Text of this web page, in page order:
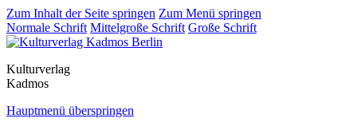
Zum Inhalt der Seite springen Zum Menü springen
Normale Schrift Mittelgroße Schrift Große Schrift
Kulturverlag
Kadmos
Hauptmenü überspringen